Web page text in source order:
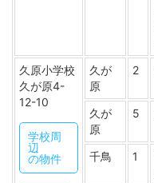
久原小学校
久が原4-
12-10
学校周
辺
の物件
久が
原
2
久が
原
5
千鳥 1